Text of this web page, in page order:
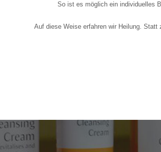
So ist es möglich ein individuelles
Auf diese Weise erfahren wir Heilung. Statt